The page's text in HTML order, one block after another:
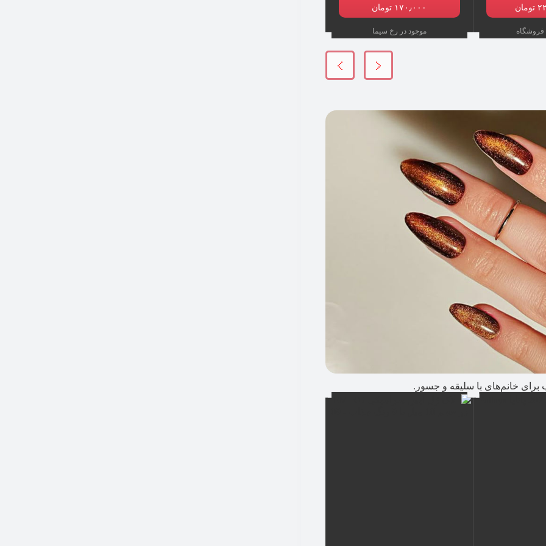
۱۷۰٫۰۰۰ تومان
موجود در رخ سیما
برای خانم‌های با سلیقه و جسور.